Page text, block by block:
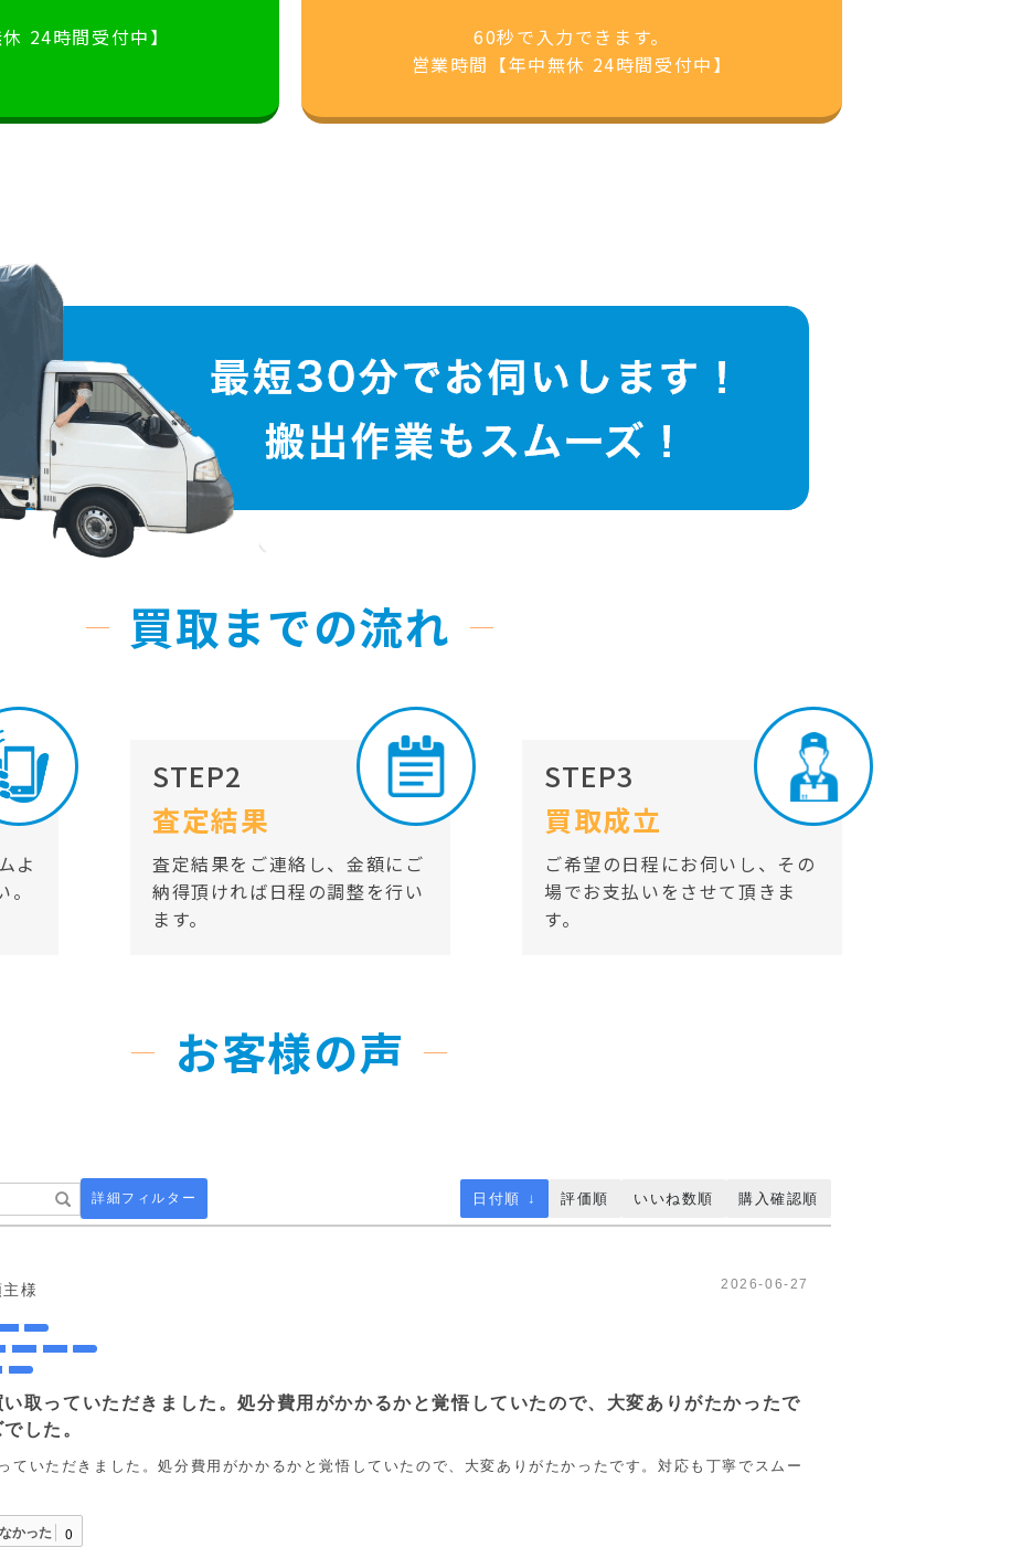
24時間受付中】
60秒で入力できます。
営業時間【年中無休 24時間受付中】
買取までの流れ
よ
STEP2
査定結果
査定結果をご連絡し、金額にご
納得頂ければ日程の調整を行い
ます。
STEP3
買取成立
ご希望の日程にお伺いし、その
場でお支払いをさせて頂きま
す。
お客様の声
詳細フィルター 日付順 ↓ 評価順 いいね数順 購入確認順
様 2026-06-27
取っていただきました。処分費用がかかるかと覚悟していたので、大変ありがたかったで
した。
ていただきました。処分費用がかかるかと覚悟していたので、大変ありがたかったです。対応も丁寧でスムー
かった 0